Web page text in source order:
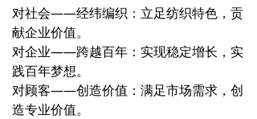
对社会——经纬编织：立足纺织特色，贡
献企业价值。
对企业——跨越百年：实现稳定增长，实
践百年梦想。
对顾客——创造价值：满足市场需求，创
造专业价值。